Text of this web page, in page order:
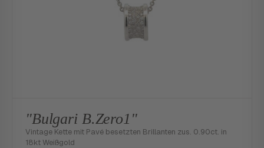
"Bulgari B.Zero1"
Vintage Kette mit Pavé besetzten Brillanten zus. 0.90ct. in
18kt Weißgold